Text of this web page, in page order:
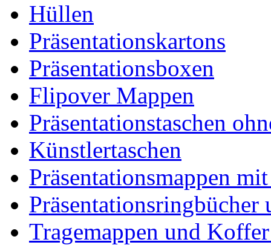
Hüllen
Präsentationskartons
Präsentationsboxen
Flipover Mappen
Präsentationstaschen
Künstlertaschen
Präsentationsmappen
Tragemappen und